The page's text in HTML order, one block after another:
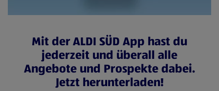
Mit der ALDI SÜD App hast du
jederzeit und überall alle
Angebote und Prospekte dabei.
Jetzt herunterladen!